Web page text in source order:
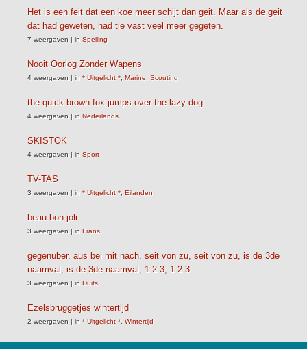
Het is een feit dat een koe meer schijt dan geit. Maar als de geit
dat had geweten, had tie vast veel meer gegeten.
7 weergaven | in Spelling
Nooit Oorlog Zonder Wapens
4 weergaven | in * Uitgelicht * Marine Scouting
the quick brown fox jumps over the lazy dog
4 weergaven | in Nederlands
SKISTOK
4 weergaven | in Sport
TV-TAS
3 weergaven | in * Uitgelicht * Eilanden
beau bon joli
3 weergaven | in Frans
gegenuber, aus bei mit nach, seit von zu, seit von zu, is de 3de
naamval, is de 3de naamval, 1 2 3, 1 2 3
3 weergaven | in Duits
Ezelsbruggetjes wintertijd
2 weergaven | in * Uitgelicht * Wintertijd